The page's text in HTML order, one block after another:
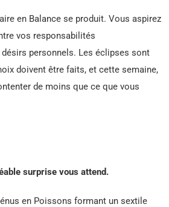
en Balance se produit. Vous aspirez
vos responsabilités
personnels. Les éclipses sont
doivent être faits, et cette semaine,
de moins que ce que vous
surprise vous attend.
en Poissons formant un sextile